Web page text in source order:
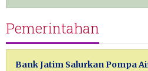
Pemerintahan
Bank Jatim Salurkan Pompa